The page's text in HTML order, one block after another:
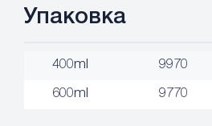
Упаковка
400ml 9970
600ml 9770